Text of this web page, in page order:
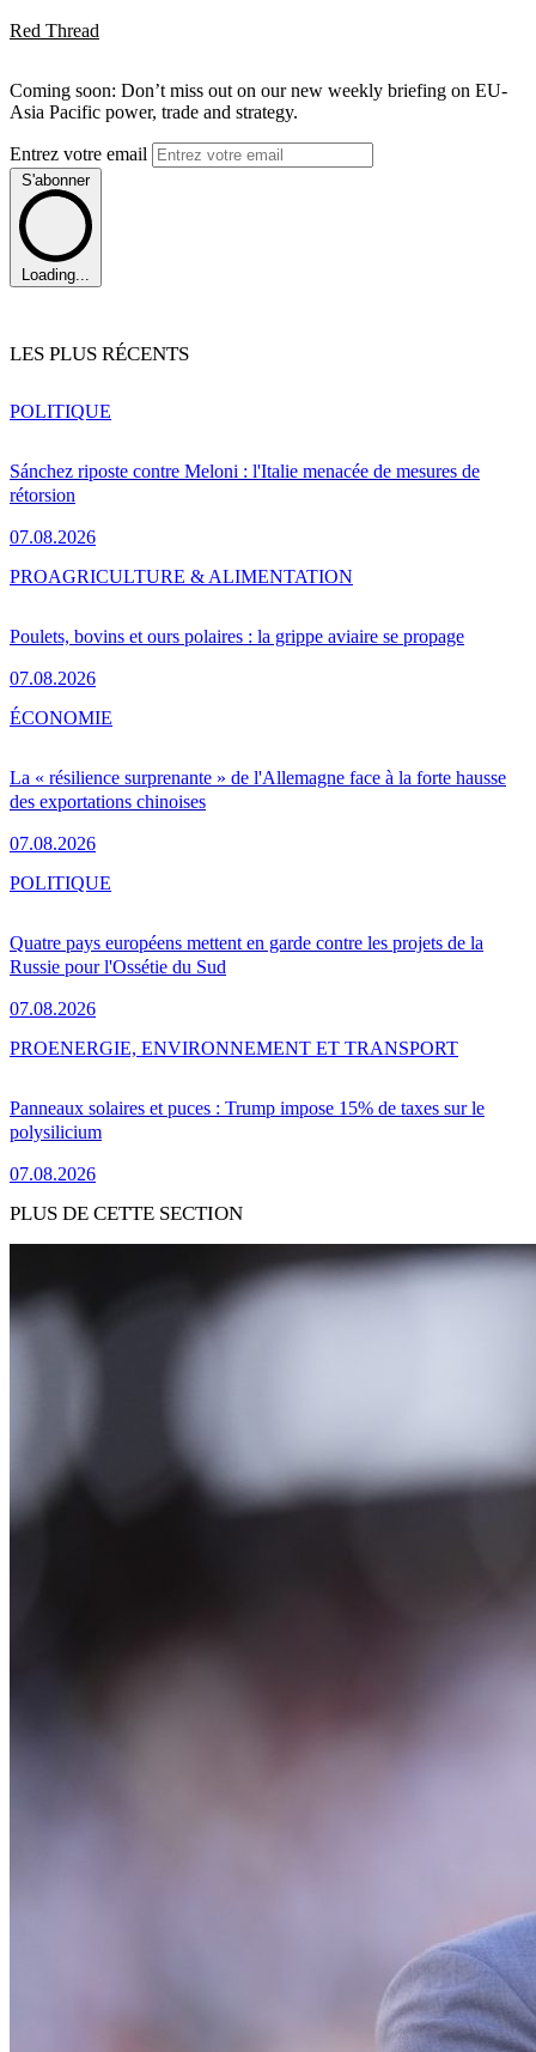
Red Thread
Coming soon: Don’t miss out on our new weekly briefing on EU-
Asia Pacific power, trade and strategy.
Entrez votre email
S'abonner
Loading...
LES PLUS RÉCENTS
Sánchez riposte contre Meloni : l'Italie menacée de mesures de
rétorsion
07.08.2026
POLITIQUE
Poulets, bovins et ours polaires : la grippe aviaire se propage
07.08.2026
PROAGRICULTURE & ALIMENTATION
La « résilience surprenante » de l'Allemagne face à la forte hausse
des exportations chinoises
07.08.2026
ÉCONOMIE
Quatre pays européens mettent en garde contre les projets de la
Russie pour l'Ossétie du Sud
07.08.2026
POLITIQUE
Panneaux solaires et puces : Trump impose 15% de taxes sur le
polysilicium
07.08.2026
PROENERGIE, ENVIRONNEMENT ET TRANSPORT
PLUS DE CETTE SECTION